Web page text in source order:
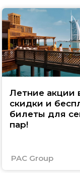
Летние акции
скидки и
билеты для
пар!
PAC Group